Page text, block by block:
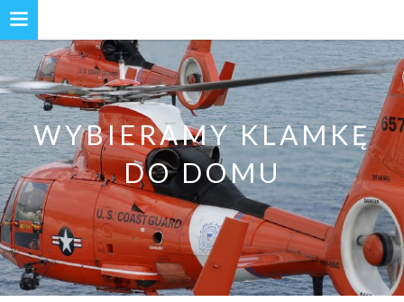
WYBIERAMY KLAMKĘ
DO DOMU